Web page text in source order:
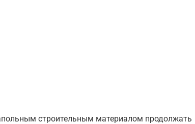
строительным материалом продолжать